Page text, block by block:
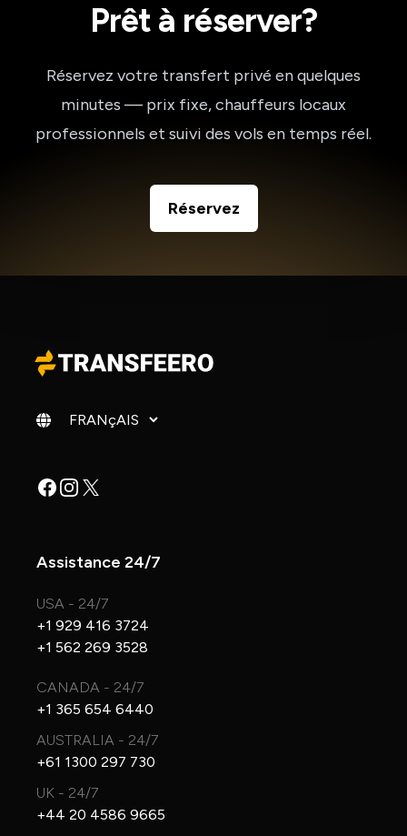
Prêt à réserver?
Réservez votre transfert privé en quelques
minutes — prix fixe, chauffeurs locaux
professionnels et suivi des vols en temps réel.
Réservez
Changer de langue
Facebook
Instagram
X
Assistance 24/7
USA - 24/7
+1 929 416 3724
+1 562 269 3528
CANADA - 24/7
+1 365 654 6440
AUSTRALIA - 24/7
+61 1300 297 730
UK - 24/7
+44 20 4586 9665